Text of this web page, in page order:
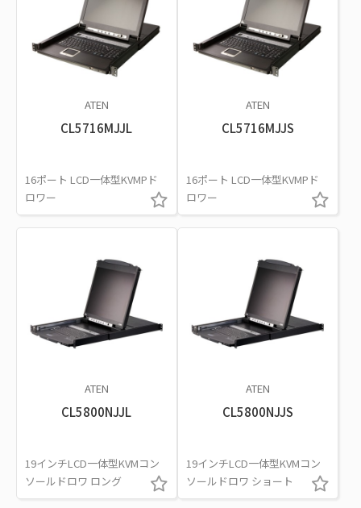
ATEN
CL5716MJJL
16ポート LCD一体型KVMPド
ロワー
ATEN
CL5716MJJS
16ポート LCD一体型KVMPド
ロワー
ATEN
CL5800NJJL
19インチLCD一体型KVMコン
ソールドロワ ロング
ATEN
CL5800NJJS
19インチLCD一体型KVMコン
ソールドロワ ショート